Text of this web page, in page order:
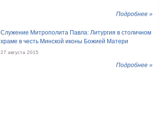
Подробнее »
Служение Митрополита Павла: Литургия в столичном
храме в честь Минской иконы Божией Матери
27 августа 2015
Подробнее »